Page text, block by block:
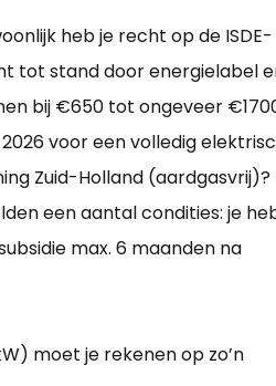
heb je recht op de ISDE-
tot stand door energielabel
bij €650 tot ongeveer
voor een volledig
Zuid-Holland (aardgasvrij)?
een aantal condities: je
max. 6 maanden na
moet je rekenen op zo’n